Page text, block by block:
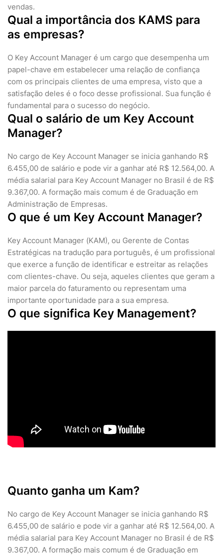
vendas.
Qual a importância dos KAMS para
as empresas?
O Key Account Manager é um cargo que desempenha um
papel-chave em estabelecer uma relação de confiança
com os principais clientes de uma empresa, visto que a
satisfação deles é o foco desse profissional. Sua função é
fundamental para o sucesso do negócio.
Qual o salário de um Key Account
Manager?
No cargo de Key Account Manager se inicia ganhando R$
6.455,00 de salário e pode vir a ganhar até R$ 12.564,00. A
média salarial para Key Account Manager no Brasil é de R$
9.367,00. A formação mais comum é de Graduação em
Administração de Empresas.
O que é um Key Account Manager?
Key Account Manager (KAM), ou Gerente de Contas
Estratégicas na tradução para português, é um profissional
que exerce a função de identificar e estreitar as relações
com clientes-chave. Ou seja, aqueles clientes que geram a
maior parcela do faturamento ou representam uma
importante oportunidade para a sua empresa.
O que significa Key Management?
Quanto ganha um Kam?
No cargo de Key Account Manager se inicia ganhando R$
6.455,00 de salário e pode vir a ganhar até R$ 12.564,00. A
média salarial para Key Account Manager no Brasil é de R$
9.367,00. A formação mais comum é de Graduação em